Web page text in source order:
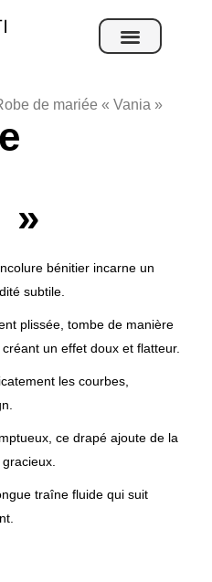
de mariée « Vania »
»
bénitier incarne un
subtile.
plissée, tombe de manière
un effet doux et flatteur.
les courbes,
ce drapé ajoute de la
traîne fluide qui suit